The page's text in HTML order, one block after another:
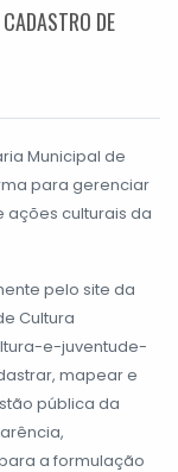
DE
Municipal de
para gerenciar
ações culturais da
pelo site da
Cultura
e-juventude-
mapear e
pública da
a formulação